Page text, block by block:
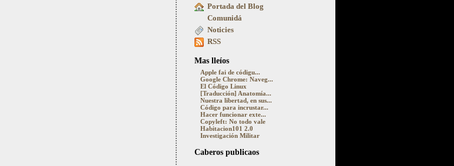
Lo que pasa detrás y delantre la pantalla
Portada del Blog
Comunidá
Noticies
RSS
Mas lleíos
Apple fai de códigu...
Google Chrome: Naveg...
El Código Linux
[Traducción] Anatomía...
Nuestra libertad, en sus...
Código para incrustar...
Hacer funcionar exte...
Copyleft: No todo vale
Habitacion101 2.0
Investigación Militar
Caberos publicaos